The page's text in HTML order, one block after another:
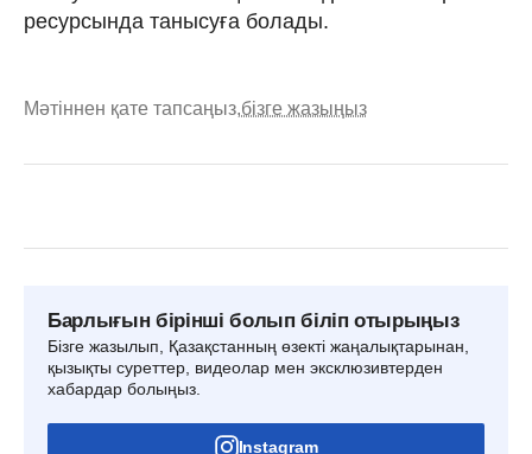
ресурсында танысуға болады.
Мәтіннен қате тапсаңыз,бізге жазыңыз
Барлығын бірінші болып біліп отырыңыз
Бізге жазылып, Қазақстанның өзекті жаңалықтарынан,
қызықты суреттер, видеолар мен эксклюзивтерден
хабардар болыңыз.
Instagram